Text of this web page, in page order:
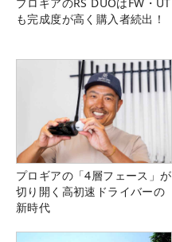
も完成度が高く購入者続出！
プロギアの「4層フェース」が
切り開く高初速ドライバーの
新時代